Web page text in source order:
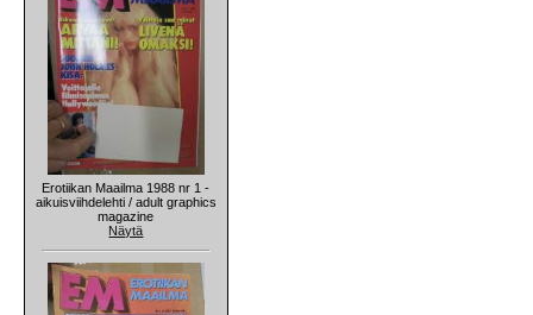
Erotiikan Maailma 1988 nr 1 -
aikuisviihdelehti / adult graphics
magazine
Näytä